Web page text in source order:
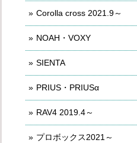
Corolla cross 2021.9～
NOAH・VOXY
SIENTA
PRIUS・PRIUSα
RAV4 2019.4～
プロボックス2021～